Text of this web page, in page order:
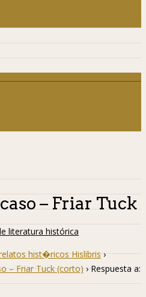
literatura histórica
– Friar Tuck
hist�ricos Hislibris ›
– Friar Tuck (corto) › Respuesta a: